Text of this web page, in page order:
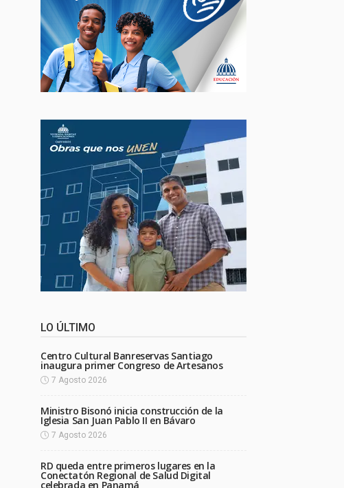
LO ÚLTIMO
Centro Cultural Banreservas Santiago
inaugura primer Congreso de Artesanos
7 Agosto 2026
Ministro Bisonó inicia construcción de la
Iglesia San Juan Pablo II en Bávaro
7 Agosto 2026
RD queda entre primeros lugares en la
Conectatón Regional de Salud Digital
celebrada en Panamá